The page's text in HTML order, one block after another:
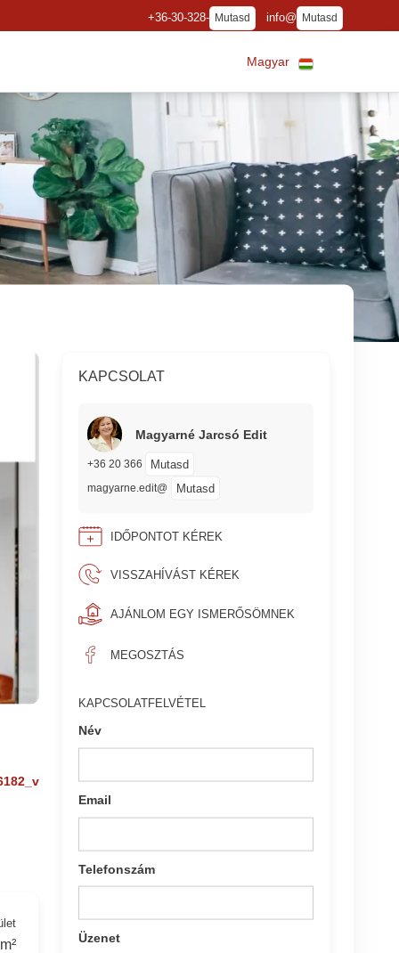
+36-30-328- Mutasd info@ Mutasd
Magyar
KAPCSOLAT
Magyarné Jarcsó Edit
+36 20 366 Mutasd
magyarne.edit@ Mutasd
IDŐPONTOT KÉREK
VISSZAHÍVÁST KÉREK
AJÁNLOM EGY ISMERŐSÖMNEK
MEGOSZTÁS
KAPCSOLATFELVÉTEL
Név
Email
Telefonszám
Üzenet